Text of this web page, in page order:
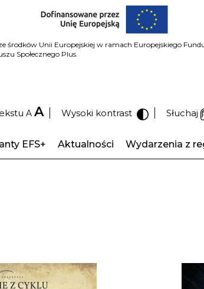
Unii Europejskiej w ramach Europejskiego
Społecznego Plus.
A A Wysoki kontrast Słuchaj
EFS+ Aktualności Wydarzenia z